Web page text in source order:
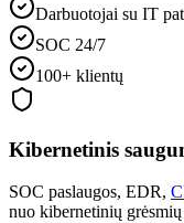
Darbuotojai su IT
SOC 24/7
100+ klientų
Kibernetinis
SOC paslaugos, EDR,
nuo kibernetinių grėsmių